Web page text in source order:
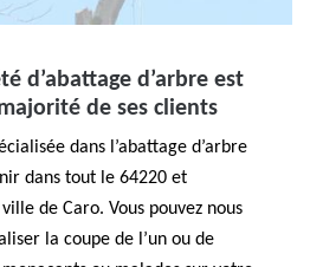
d’abattage d’arbre est
de ses clients
dans l’abattage d’arbre
dans tout le 64220 et
de Caro. Vous pouvez nous
la coupe de l’un ou de